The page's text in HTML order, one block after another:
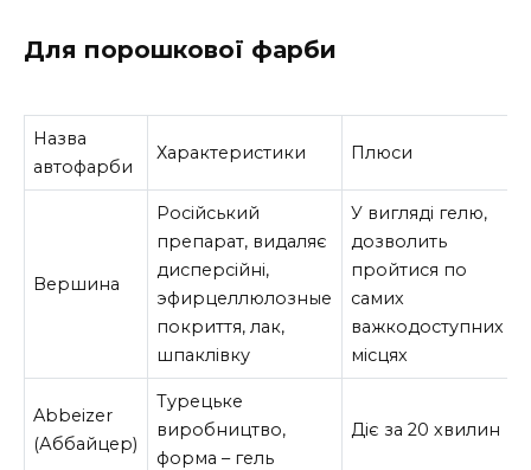
Для порошкової фарби
Назва
автофарби
Характеристики Плюси
Вершина
Російський
препарат, видаляє
дисперсійні,
эфирцеллюлозные
покриття, лак,
шпаклівку
У вигляді гелю,
дозволить
пройтися по
самих
важкодоступних
місцях
Abbeizer
(Аббайцер)
Турецьке
виробництво,
форма – гель
Діє за 20 хвилин